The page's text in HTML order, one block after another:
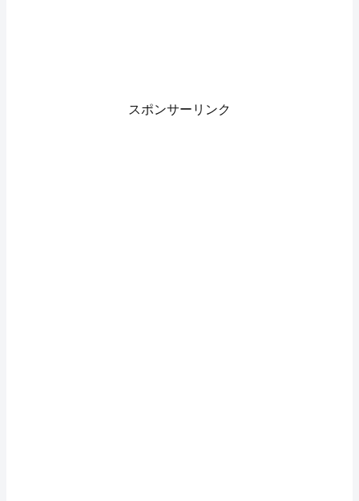
スポンサーリンク